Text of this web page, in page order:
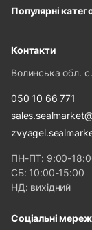
Популярні
Контакти
Волинська обл.
050 10 66 771
ПН-ПТ: 9:00-
СБ: 10:00-15:00
НД: вихідний
Соціальні